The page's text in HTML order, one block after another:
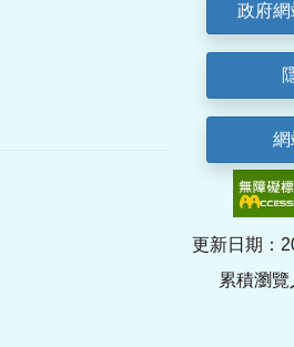
政府
網
更新日期：
累積瀏